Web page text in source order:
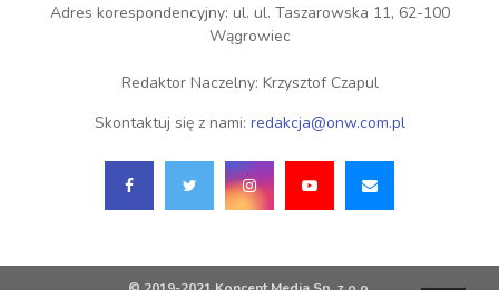
Adres korespondencyjny: ul. ul. Taszarowska 11, 62-100
Wągrowiec
Redaktor Naczelny: Krzysztof Czapul
Skontaktuj się z nami: redakcja@onw.com.pl